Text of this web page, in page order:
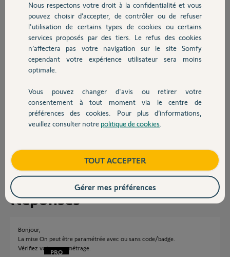
Chauffage
Autres produits
Devis avec un pro
Contact
demande bien de taper le code ou passer le badge, mais sans même
effectuer une action un bip retenti et le clavier indique Zone ABC ON.
Avez-vous une explication logique ? Je m'interroge sur la sécurité en
cas d'appui sur OFF, bien que je n'ai pas encore constaté la
manoeuvre possible dans ce sens.
Après ces 3 essais, le code m'a été demandé pour la fois suivante.
Je referai des test pour évaluer la fréquence du phénomène.
Merci à vous.
Participer au fil de discussion
Réponses
Bonjour,
La mise On peut être paramétrée avec ou sans code/badge.
Vérifiez votre paramétrage.
Nous respectons votre droit à la confidentialité et vous
pouvez choisir d’accepter, de contrôler ou de refuser
l'utilisation de certains types de cookies ou certains
services proposés par des tiers. Le refus des cookies
n’affectera pas votre navigation sur le site Somfy
cependant votre expérience utilisateur sera moins
optimale.
Vous pouvez changer d'avis ou retirer votre
consentement à tout moment via le centre de
préférences des cookies. Pour plus d’informations,
veuillez consulter notre politique de cookies
TOUT ACCEPTER
Gérer mes préférences